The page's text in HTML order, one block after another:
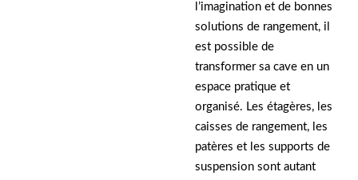
l’imagination et de bonnes
solutions de rangement, il
est possible de
transformer sa cave en un
espace pratique et
organisé. Les étagères, les
caisses de rangement, les
patères et les supports de
suspension sont autant